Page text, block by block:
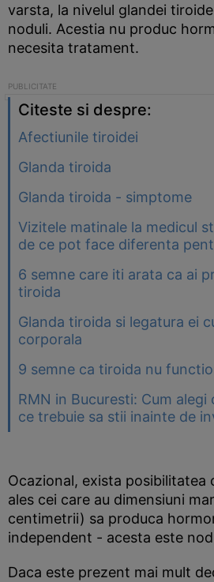
varsta, la nivelul glandei
noduli. Acestia nu produc
necesita tratament.
Citeste si despre:
Afectiunile tiroidei
Glanda tiroida
Glanda tiroida - simptome
Vizitele matinale la medicul
de ce pot face diferenta
6 semne care iti arata ca ai
tiroida
Glanda tiroida si legatura ei
corporala
9 semne ca tiroida nu
RMN in Bucuresti: Cum
ce trebuie sa stii inainte de
Ocazional, exista posibilitatea
ales cei care au dimensiuni
centimetrii) sa produca
independent - acesta este
Daca este prezent mai mult